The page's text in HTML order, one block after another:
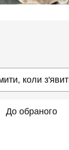
коли
До обраного